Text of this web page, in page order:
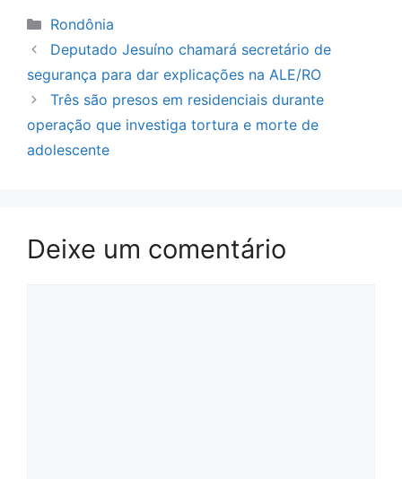
Categorias
Rondônia
Deputado Jesuíno chamará secretário de
segurança para dar explicações na ALE/RO
Três são presos em residenciais durante
operação que investiga tortura e morte de
adolescente
Deixe um comentário